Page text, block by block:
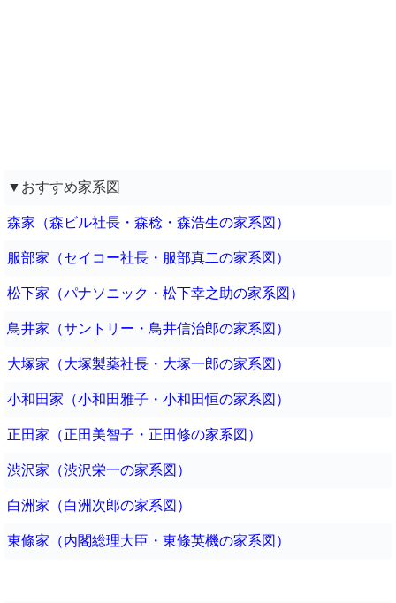
▼おすすめ家系図
森家（森ビル社長・森稔・森浩生の家系図）
服部家（セイコー社長・服部真二の家系図）
松下家（パナソニック・松下幸之助の家系図）
鳥井家（サントリー・鳥井信治郎の家系図）
大塚家（大塚製薬社長・大塚一郎の家系図）
小和田家（小和田雅子・小和田恒の家系図）
正田家（正田美智子・正田修の家系図）
渋沢家（渋沢栄一の家系図）
白洲家（白洲次郎の家系図）
東條家（内閣総理大臣・東條英機の家系図）